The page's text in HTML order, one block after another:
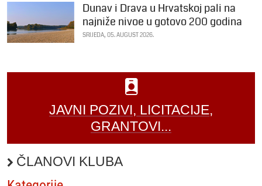
Dunav i Drava u Hrvatskoj pali na
najniže nivoe u gotovo 200 godina
SRIJEDA, 05. AUGUST 2026.
JAVNI POZIVI, LICITACIJE,
GRANTOVI...
ČLANOVI KLUBA